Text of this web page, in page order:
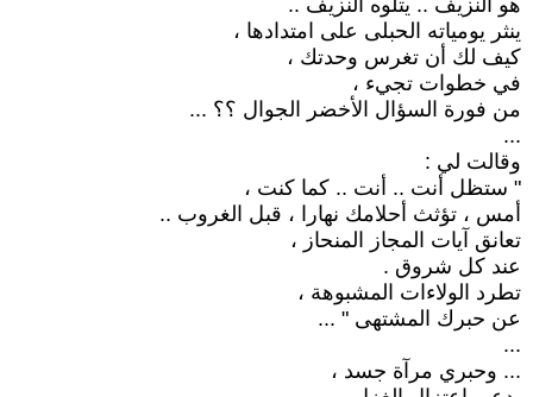
هو النزيف .. يتلوه النزيف ..
ينثر يومياته الحبلى على امتدادها ،
كيف لك أن تغرس وحدتك ،
في خطوات تجيء ،
من فورة السؤال الأخضر الجوال ؟؟ ...
...
وقالت لي :
" ستظل أنت .. أنت .. كما كنت ،
أمس ، تؤثث أحلامك نهارا ، قبل الغروب ..
تعانق آيات المجاز المنحاز ،
عند كل شروق .
تطرد الولاءات المشبوهة ،
عن حبرك المشتهى " ...
...
... وحبري مرآة جسد ،